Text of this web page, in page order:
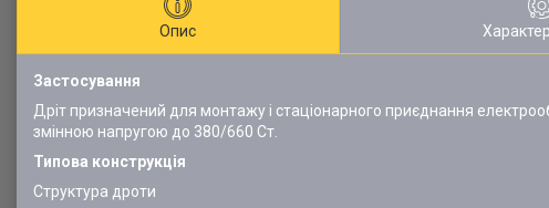
Опис
Застосування
Дріт призначений для монтажу і стаціонарного приєднання
змінною напругою до 380/660 Ст.
Типова конструкція
Структура дроти